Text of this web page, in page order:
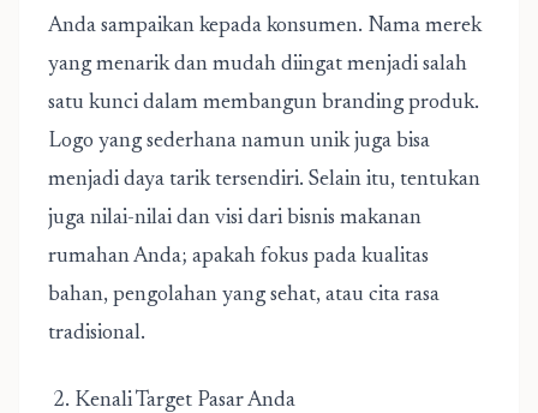
Anda sampaikan kepada konsumen. Nama merek
yang menarik dan mudah diingat menjadi salah
satu kunci dalam membangun branding produk.
Logo yang sederhana namun unik juga bisa
menjadi daya tarik tersendiri. Selain itu, tentukan
juga nilai-nilai dan visi dari bisnis makanan
rumahan Anda; apakah fokus pada kualitas
bahan, pengolahan yang sehat, atau cita rasa
tradisional.
2. Kenali Target Pasar Anda